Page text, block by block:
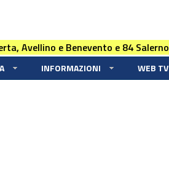
Avellino e Benevento e 84 Salerno
INFORMAZIONI WEB TV